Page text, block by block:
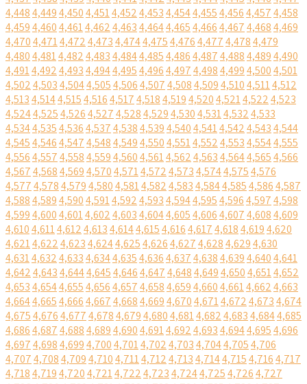
4,4484,4494,4504,4514,4524,4534,4544,4554,4564,4574,458
4,4594,4604,4614,4624,4634,4644,4654,4664,4674,4684,469
4,4704,4714,4724,4734,4744,4754,4764,4774,4784,479
4,4804,4814,4824,4834,4844,4854,4864,4874,4884,4894,490
4,4914,4924,4934,4944,4954,4964,4974,4984,4994,5004,501
4,5024,5034,5044,5054,5064,5074,5084,5094,5104,5114,512
4,5134,5144,5154,5164,5174,5184,5194,5204,5214,5224,523
4,5244,5254,5264,5274,5284,5294,5304,5314,5324,533
4,5344,5354,5364,5374,5384,5394,5404,5414,5424,5434,544
4,5454,5464,5474,5484,5494,5504,5514,5524,5534,5544,555
4,5564,5574,5584,5594,5604,5614,5624,5634,5644,5654,566
4,5674,5684,5694,5704,5714,5724,5734,5744,5754,576
4,5774,5784,5794,5804,5814,5824,5834,5844,5854,5864,587
4,5884,5894,5904,5914,5924,5934,5944,5954,5964,5974,598
4,5994,6004,6014,6024,6034,6044,6054,6064,6074,6084,609
4,6104,6114,6124,6134,6144,6154,6164,6174,6184,6194,620
4,6214,6224,6234,6244,6254,6264,6274,6284,6294,630
4,6314,6324,6334,6344,6354,6364,6374,6384,6394,6404,641
4,6424,6434,6444,6454,6464,6474,6484,6494,6504,6514,652
4,6534,6544,6554,6564,6574,6584,6594,6604,6614,6624,663
4,6644,6654,6664,6674,6684,6694,6704,6714,6724,6734,674
4,6754,6764,6774,6784,6794,6804,6814,6824,6834,6844,685
4,6864,6874,6884,6894,6904,6914,6924,6934,6944,6954,696
4,6974,6984,6994,7004,7014,7024,7034,7044,7054,706
4,7074,7084,7094,7104,7114,7124,7134,7144,7154,7164,717
4,7184,7194,7204,7214,7224,7234,7244,7254,7264,727